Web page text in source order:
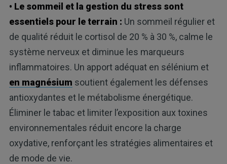
• Le sommeil et la gestion du stress sont
essentiels pour le terrain : Un sommeil régulier et
de qualité réduit le cortisol de 20 % à 30 %, calme le
système nerveux et diminue les marqueurs
inflammatoires. Un apport adéquat en sélénium et
en magnésium soutient également les défenses
antioxydantes et le métabolisme énergétique.
Éliminer le tabac et limiter l’exposition aux toxines
environnementales réduit encore la charge
oxydative, renforçant les stratégies alimentaires et
de mode de vie.